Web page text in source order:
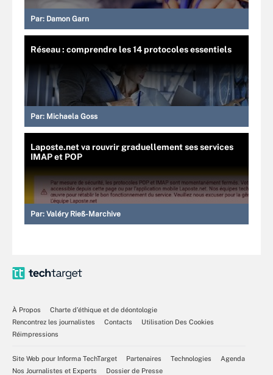
Par: Damon Garn
Réseau : comprendre les 14 protocoles essentiels
Par: Michaela Goss
Laposte.net va rouvrir graduellement ses services
IMAP et POP
Par: Valéry Rieß-Marchive
À Propos
Charte d’éthique et de déontologie
Rencontrez les journalistes
Contacts
Utilisation Des Cookies
Réimpressions
Site Web pour Informa TechTarget Partenaires Technologies
Agenda
Nos Journalistes et Experts
Dossier de Presse